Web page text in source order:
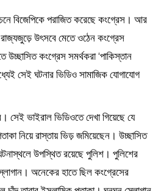
বিজেপিকে পরাজিত করেছে কংগ্রেস। আর
উৎসবে মেতে ওঠেন কংগ্রেস
উচ্ছাসিত কংগ্রেস সমর্থকরা ‘পাকিস্তান
সেই ঘটনার ভিডিও সামাজিক যোগাযোগ
সেই ভাইরাল ভিডিওতে দেখা গিয়েছে যে
নিয়ে রাস্তায় ভিড় জমিয়েছেন। উচ্ছাসিত
উপস্থিত রয়েছে পুলিশ। পুলিশের
অনেকের হাতে ছিল কংগ্রেসের